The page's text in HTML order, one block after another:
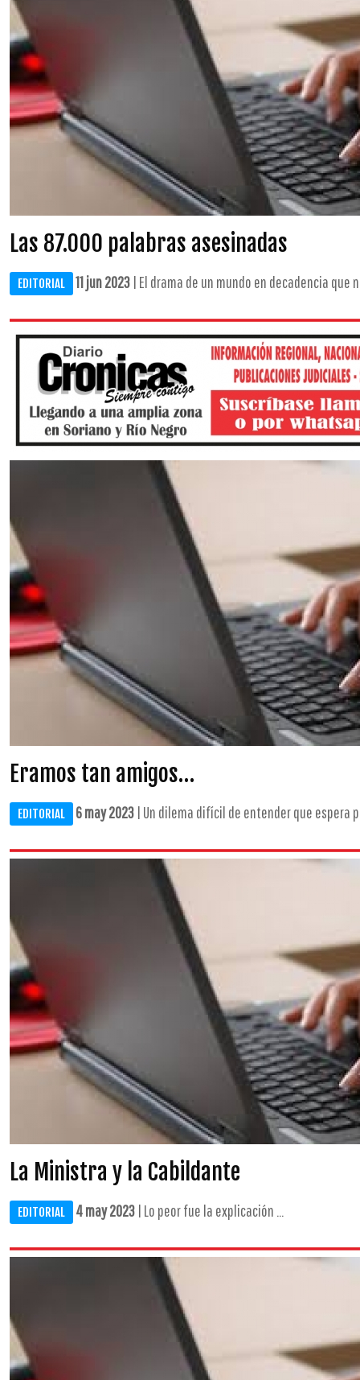
Las 87.000 palabras asesinadas
EDITORIAL 11 jun 2023 | El drama de un mundo en decadencia que
Eramos tan amigos…
EDITORIAL 6 may 2023 | Un dilema difícil de entender que espera
La Ministra y la Cabildante
EDITORIAL 4 may 2023 | Lo peor fue la explicación ...